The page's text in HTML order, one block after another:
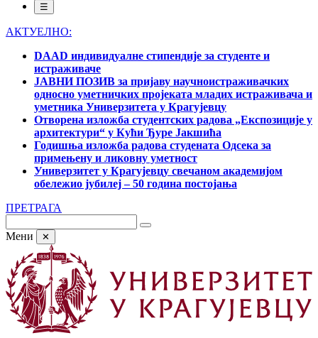
☰
АКТУЕЛНО:
DAAD индивидуалне стипендије за студенте и
истраживаче
ЈАВНИ ПОЗИВ за пријаву научноистраживачких
односно уметничких пројеката младих истраживача и
уметника Универзитета у Крагујевцу
Отворена изложба студентских радова „Експозиције у
архитектури“ у Кући Ђуре Јакшића
Годишња изложба радова студената Одсека за
примењену и ликовну уметност
Универзитет у Крагујевцу свечаном академијом
обележио јубилеј – 50 година постојања
ПРЕТРАГА
Мени ✕